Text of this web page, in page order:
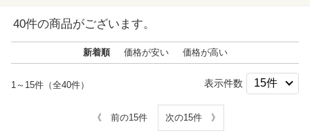
40件の商品がございます。
新着順 価格が安い 価格が高い
1～15件（全40件） 表示件数
《 前の15件 次の15件 》